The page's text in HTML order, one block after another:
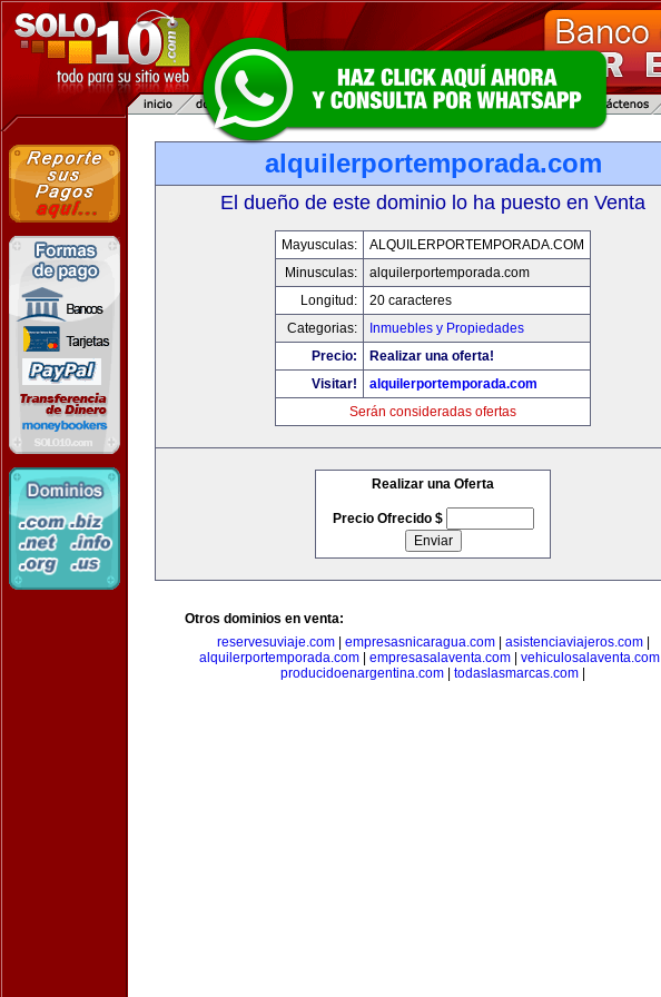
alquilerportemporada.com
El dueño de este dominio lo ha puesto en Venta
Mayusculas:
ALQUILERPORTEMPORADA.COM
Minusculas:
alquilerportemporada.com
Longitud:
20 caracteres
Categorias:
Inmuebles y Propiedades
Precio:
Realizar una oferta!
Visitar!
alquilerportemporada.com
Serán consideradas ofertas
Realizar una Oferta
Precio Ofrecido $
Otros dominios en venta:
reservesuviaje.com| empresasnicaragua.com| asistenciaviajeros.com|
alquilerportemporada.com
empresasalaventa.com vehiculosalaventa.com
producidoenargentina.com
todaslasmarcas.com